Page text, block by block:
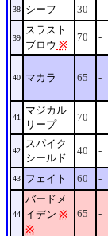
38 シーフ 30 -
39
スラスト
ブロウ ※
70 -
40 マカラ 65 -
41
マジカル
リープ
70 -
42
スパイク
シールド
40 -
43 フェイト 60 -
44
バードメ
イデン ※
※
65 -